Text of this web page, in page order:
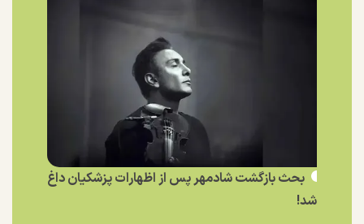
بحث بازگشت شادمهر پس از اظهارات پزشکیان داغ
شد!